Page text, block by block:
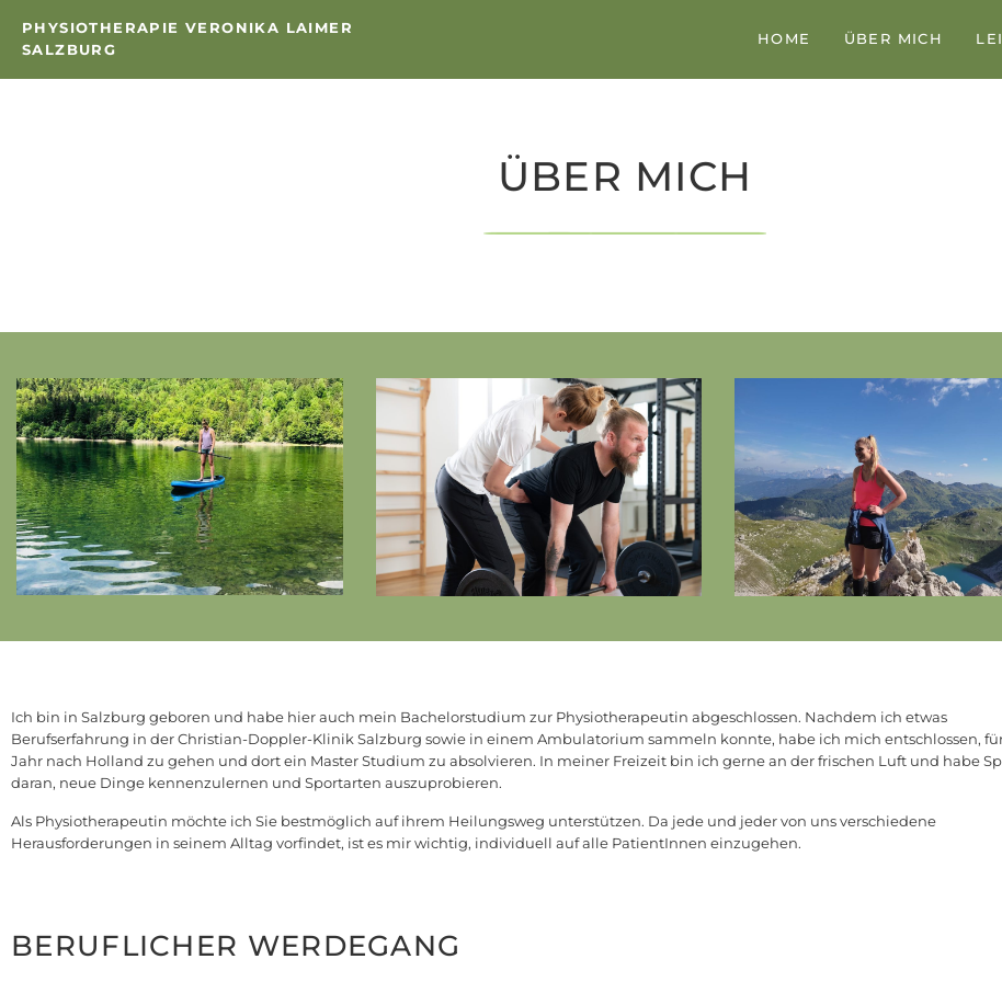
PHYSIOTHERAPIE VERONIKA LAIMER
SALZBURG
HOME ÜBER MICH
ÜBER MICH
Ich bin in Salzburg geboren und habe hier auch mein Bachelorstudium zur Physiotherapeutin abgeschlossen. Nachdem ich etwas
Berufserfahrung in der Christian-Doppler-Klinik Salzburg sowie in einem Ambulatorium sammeln konnte, habe ich mich entschlossen,
Jahr nach Holland zu gehen und dort ein Master Studium zu absolvieren. In meiner Freizeit bin ich gerne an der frischen Luft und habe
daran, neue Dinge kennenzulernen und Sportarten auszuprobieren.
Als Physiotherapeutin möchte ich Sie bestmöglich auf ihrem Heilungsweg unterstützen. Da jede und jeder von uns verschiedene
Herausforderungen in seinem Alltag vorfindet, ist es mir wichtig, individuell auf alle PatientInnen einzugehen.
BERUFLICHER WERDEGANG